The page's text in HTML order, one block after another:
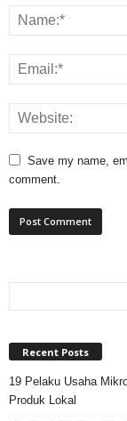
Save my name,
comment.
Recent Posts
19 Pelaku Usaha
Produk Lokal